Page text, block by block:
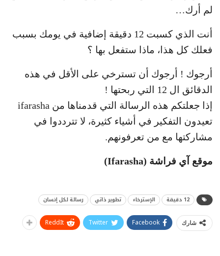
لم أرك…
أنت الذي كسبت 12 دقيقة إضافية في يومك بسبب
فعلك كل هذا، ماذا ستفعل بها ؟
أرجوك ! أرجوك أن تسترخي على الأقل في هذه
الدقائق ال 12 التي ربحتها !
إذا جعلتكم هذه الرسالة التي قدمناها من ifarasha
تعيدون التفكير في أشياء كثيرة، لا تترددوا في
مشاركتها مع من تعرفونهم.
موقع آي فراشة (Ifarasha)
12 دقيقة الإسترخاء تطوير ذاتي رسالة لكل إنسان
شارك Facebook
Twitter
ReddIt